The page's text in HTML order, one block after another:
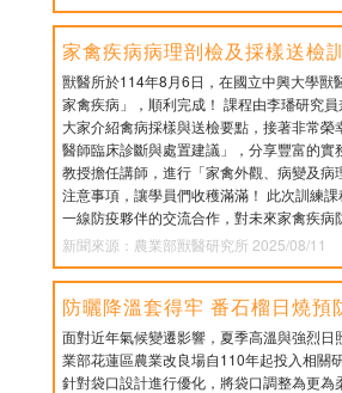
家禽疾病病理剖檢及採樣送檢
獸醫所於114年8月6日，在國立中興大學
家禽疾病」，順利完成！ 課程由李璠研究
大家介紹禽病採樣與送檢要點，接著非常
醫師臨床診斷與處置建議」，分享豐富的
教授擔任講師，進行「家禽外觀、病變及
注意事項，讓學員們收穫滿滿！ 此次訓練
一線防疫夥伴的交流合作，對未來家禽疾病
新聞來源：農業部獸醫研究所 2025/08/11
防曬降溫套得牢 番石榴日燒預
面對近年氣候變遷影響，夏季高溫與強烈
業部花蓮區農業改良場自110年起投入相關
針對袋口設計進行優化，將袋口調整為更